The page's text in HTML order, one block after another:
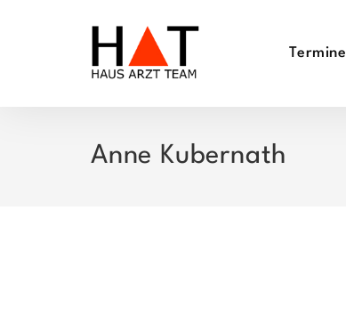
Termine
Anne Kubernath